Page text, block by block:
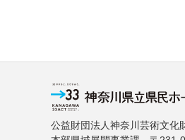
公益財団法人神奈川芸術文化